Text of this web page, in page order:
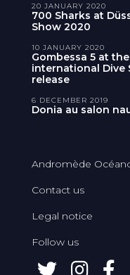
700 Sharks at
Show 2020
20 JANUARY 2020
Gombessa 5 at
international Dive
release
10 JANUARY 2020
Donia au salon
6 DECEMBER 2019
Andromède
Contact us
Legal notice
Follow us